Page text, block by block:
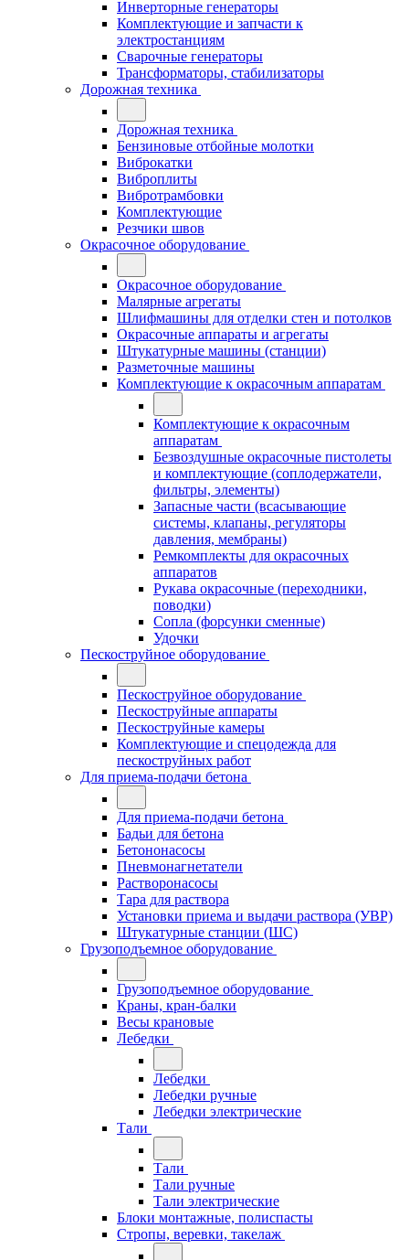
Инверторные генераторы
Комплектующие и запчасти к
электростанциям
Сварочные генераторы
Трансформаторы, стабилизаторы
Дорожная техника
Дорожная техника
Бензиновые отбойные молотки
Виброкатки
Виброплиты
Вибротрамбовки
Комплектующие
Резчики швов
Окрасочное оборудование
Окрасочное оборудование
Малярные агрегаты
Шлифмашины для отделки стен и потолков
Окрасочные аппараты и агрегаты
Штукатурные машины (станции)
Разметочные машины
Комплектующие к окрасочным аппаратам
Комплектующие к окрасочным
аппаратам
Безвоздушные окрасочные пистолеты
и комплектующие (соплодержатели,
фильтры, элементы)
Запасные части (всасывающие
системы, клапаны, регуляторы
давления, мембраны)
Ремкомплекты для окрасочных
аппаратов
Рукава окрасочные (переходники,
поводки)
Сопла (форсунки сменные)
Удочки
Пескоструйное оборудование
Пескоструйное оборудование
Пескоструйные аппараты
Пескоструйные камеры
Комплектующие и спецодежда для
пескоструйных работ
Для приема-подачи бетона
Для приема-подачи бетона
Бадьи для бетона
Бетононасосы
Пневмонагнетатели
Растворонасосы
Тара для раствора
Установки приема и выдачи раствора (УВР)
Штукатурные станции (ШС)
Грузоподъемное оборудование
Грузоподъемное оборудование
Краны, кран-балки
Весы крановые
Лебедки
Лебедки
Лебедки ручные
Лебедки электрические
Тали
Тали
Тали ручные
Тали электрические
Блоки монтажные, полиспасты
Стропы, веревки, такелаж